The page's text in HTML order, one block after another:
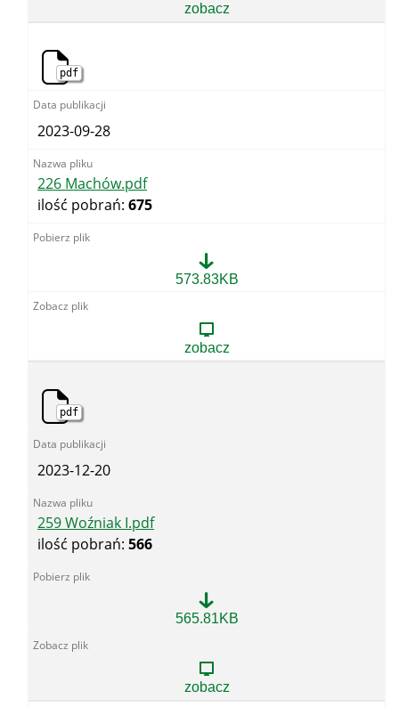
zobacz
pdf
2023-09-28
226 Machów.pdf
ilość pobrań: 675
573.83KB
zobacz
pdf
2023-12-20
259 Woźniak I.pdf
ilość pobrań: 566
I.pdf
565.81KB
zobacz